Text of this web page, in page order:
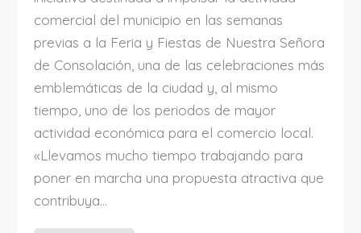
comercial del municipio en las semanas
previas a la Feria y Fiestas de Nuestra Señora
de Consolación, una de las celebraciones más
emblemáticas de la ciudad y, al mismo
tiempo, uno de los periodos de mayor
actividad económica para el comercio local.
«Llevamos mucho tiempo trabajando para
poner en marcha una propuesta atractiva que
contribuya...